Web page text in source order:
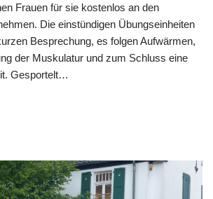
Frauen für sie kostenlos an den
Die einstündigen Übungseinheiten
Besprechung, es folgen Aufwärmen,
der Muskulatur und zum Schluss eine
Gesportelt…